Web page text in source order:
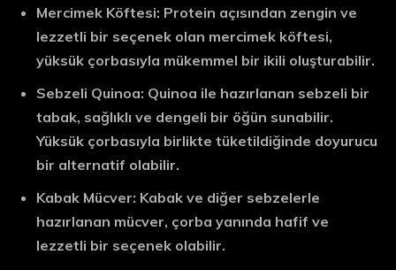
Mercimek Köftesi: Protein açısından zengin ve
lezzetli bir seçenek olan mercimek köftesi,
yüksük çorbasıyla mükemmel bir ikili oluşturabilir.
Sebzeli Quinoa: Quinoa ile hazırlanan sebzeli bir
tabak, sağlıklı ve dengeli bir öğün sunabilir.
Yüksük çorbasıyla birlikte tüketildiğinde doyurucu
bir alternatif olabilir.
Kabak Mücver: Kabak ve diğer sebzelerle
hazırlanan mücver, çorba yanında hafif ve
lezzetli bir seçenek olabilir.